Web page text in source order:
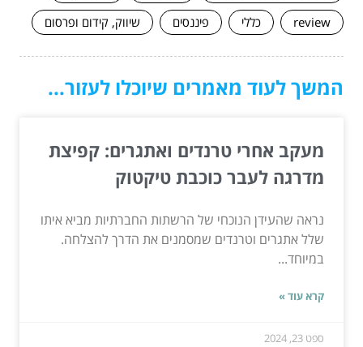
review
כללי פיננסים שיווק, קידום ופרסום
המשך לעוד מאמרים שיוכלו לעזור...
מעקב אחרי טרנדים ואתגרים: קפיצת
מדרגה לעבר כוכבת טיקטוק
נראה שהעידן הנוכחי של הרשתות החברתיות מביא איתו
שלל אתגרים וטרנדים שמסמנים את הדרך להצלחה.
במיוחד...
קרא עוד »
ספט 23, 2024